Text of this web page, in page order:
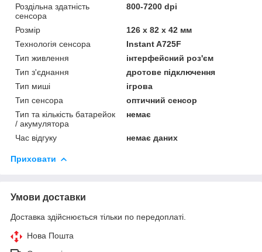
Роздільна здатність
сенсора
800-7200 dpi
Розмір
126 х 82 х 42 мм
Технологія сенсора
Instant A725F
Тип живлення
інтерфейсний роз'єм
Тип з'єднання
дротове підключення
Тип миші
ігрова
Тип сенсора
оптичний сенсор
Тип та кількість батарейок
/ акумулятора
немає
Час відгуку немає даних
Приховати
Умови доставки
Доставка здійснюється тільки по передоплаті.
Нова Пошта